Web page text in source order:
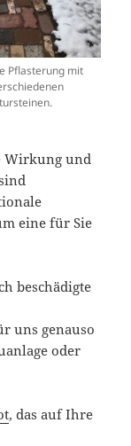
Pflasterung mit
Wirkung und
eine für Sie
beschädigte
uns genauso
oder
, das auf Ihre